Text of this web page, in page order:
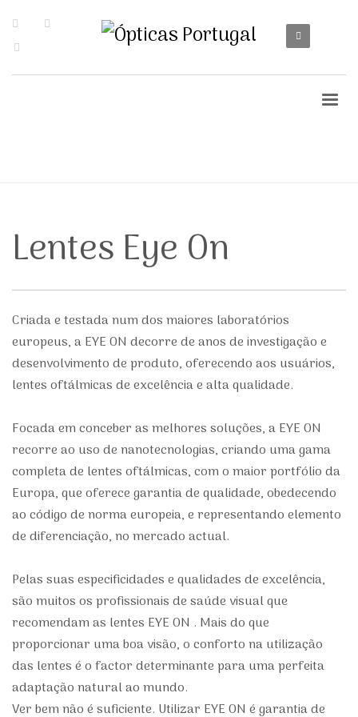
Lentes Eye On
Criada e testada num dos maiores laboratórios
europeus, aEYE ON decorre de anos de investigação e
desenvolvimento de produto, oferecendo aos usuários,
lentes oftálmicas de excelência e alta qualidade.
Focada em conceber as melhores soluções, aEYE ON
recorre ao uso de nanotecnologias, criando uma gama
completa de lentes oftálmicas, com o maior portfólio da
Europa, que oferece garantia de qualidade, obedecendo
ao código de norma europeia, e representando elemento
de diferenciação, no mercado actual.
Pelas suas especificidades e qualidades de excelência,
são muitos os profissionais de saúde visual que
recomendam as lentes EYE ON . Mais do que
proporcionar uma boa visão, o conforto na utilização
das lentes é o factor determinante para uma perfeita
adaptação natural ao mundo.
Ver bem não é suficiente. Utilizar EYE ON é garantia de